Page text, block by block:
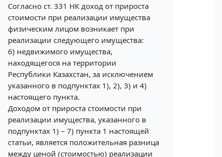
Согласно ст. 331 НК доход от прироста
стоимости при реализации имущества
физическим лицом возникает при
реализации следующего имущества:
6) недвижимого имущества,
находящегося на территории
Республики Казахстан, за исключением
указанного в подпунктах 1), 2), 3) и 4)
настоящего пункта.
Доходом от прироста стоимости при
реализации имущества, указанного в
подпунктах 1) – 7) пункта 1 настоящей
статьи, является положительная разница
между ценой (стоимостью) реализации